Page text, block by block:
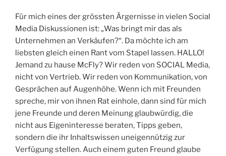
Für mich eines der grössten Ärgernisse in vielen Social
Media Diskussionen ist: „Was bringt mir das als
Unternehmen an Verkäufen?“. Da möchte ich am
liebsten gleich einen Rant vom Stapel lassen. HALLO!
Jemand zu hause McFly? Wir reden von SOCIAL Media,
nicht von Vertrieb. Wir reden von Kommunikation, von
Gesprächen auf Augenhöhe. Wenn ich mit Freunden
spreche, mir von ihnen Rat einhole, dann sind für mich
jene Freunde und deren Meinung glaubwürdig, die
nicht aus Eigeninteresse beraten, Tipps geben,
sondern die ihr Inhaltswissen uneigennützig zur
Verfügung stellen. Auch einem guten Freund glaube